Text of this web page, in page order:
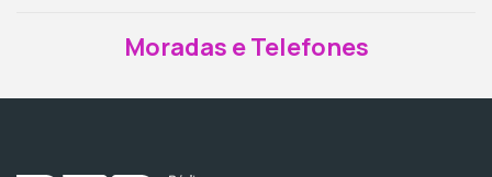
Moradas e Telefones